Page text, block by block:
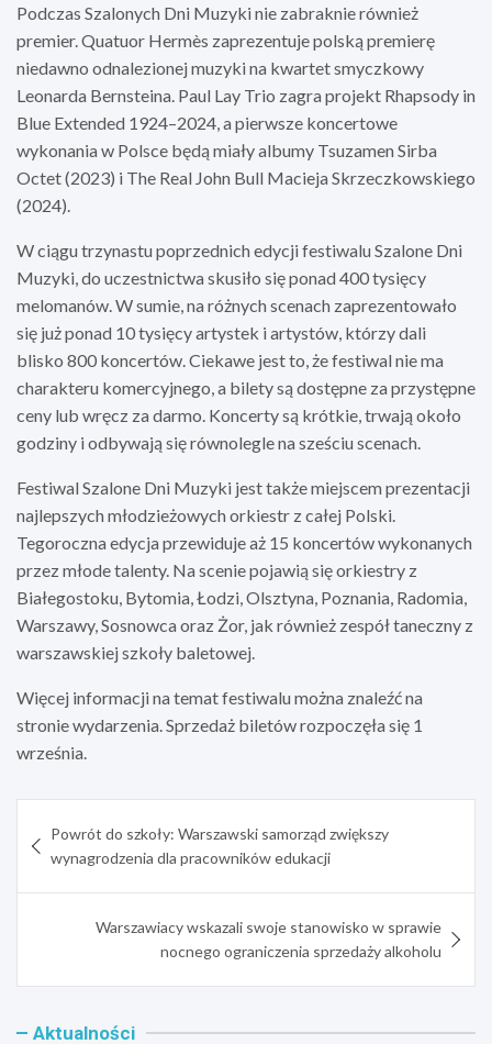
Podczas Szalonych Dni Muzyki nie zabraknie również
premier. Quatuor Hermès zaprezentuje polską premierę
niedawno odnalezionej muzyki na kwartet smyczkowy
Leonarda Bernsteina. Paul Lay Trio zagra projekt Rhapsody in
Blue Extended 1924–2024, a pierwsze koncertowe
wykonania w Polsce będą miały albumy Tsuzamen Sirba
Octet (2023) i The Real John Bull Macieja Skrzeczkowskiego
(2024).
W ciągu trzynastu poprzednich edycji festiwalu Szalone Dni
Muzyki, do uczestnictwa skusiło się ponad 400 tysięcy
melomanów. W sumie, na różnych scenach zaprezentowało
się już ponad 10 tysięcy artystek i artystów, którzy dali
blisko 800 koncertów. Ciekawe jest to, że festiwal nie ma
charakteru komercyjnego, a bilety są dostępne za przystępne
ceny lub wręcz za darmo. Koncerty są krótkie, trwają około
godziny i odbywają się równolegle na sześciu scenach.
Festiwal Szalone Dni Muzyki jest także miejscem prezentacji
najlepszych młodzieżowych orkiestr z całej Polski.
Tegoroczna edycja przewiduje aż 15 koncertów wykonanych
przez młode talenty. Na scenie pojawią się orkiestry z
Białegostoku, Bytomia, Łodzi, Olsztyna, Poznania, Radomia,
Warszawy, Sosnowca oraz Żor, jak również zespół taneczny z
warszawskiej szkoły baletowej.
Więcej informacji na temat festiwalu można znaleźć na
stronie wydarzenia. Sprzedaż biletów rozpoczęła się 1
września.
wpisu
Powrót do szkoły: Warszawski samorząd zwiększy
wynagrodzenia dla pracowników edukacji
Warszawiacy wskazali swoje stanowisko w sprawie
nocnego ograniczenia sprzedaży alkoholu
Aktualności